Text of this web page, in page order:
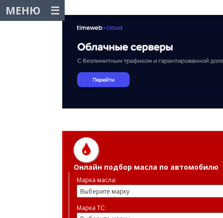
МЕНЮ
Онлайн подбор масла по автомобилю
Марка масла:
Марка ТС: